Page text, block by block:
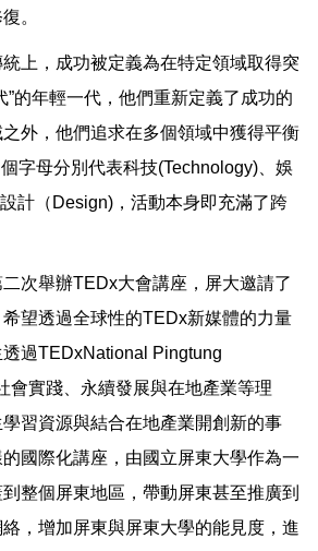
。
上，成功被定義為在特定領域取得突
”的年輕一代，他們重新定義了成功的
外，他們追求在多個領域中獲得平衡
字母分別代表科技(Technology)、娛
計（Design)，活動本身即充滿了跨
次舉辦TEDx大會講座，屏大邀請了
望透過全球性的TEDx新媒體的力量
過TEDxNational Pingtung
會實踐、永續發展與在地產業等理
習資源與結合在地產業開創新的事
國際化講座，由國立屏東大學作為一
整個屏東地區，帶動屏東甚至推廣到
，增加屏東與屏東大學的能見度，進